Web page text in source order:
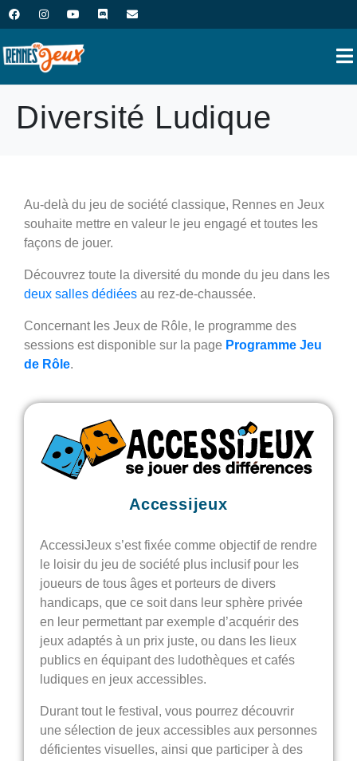
Diversité Ludique
Au-delà du jeu de société classique, Rennes en Jeux
souhaite mettre en valeur le jeu engagé et toutes les
façons de jouer.
Découvrez toute la diversité du monde du jeu dans les
deux salles dédiées au rez-de-chaussée.
Concernant les Jeux de Rôle, le programme des
sessions est disponible sur la page Programme Jeu
de Rôle.
Accessijeux
AccessiJeux s’est fixée comme objectif de rendre
le loisir du jeu de société plus inclusif pour les
joueurs de tous âges et porteurs de divers
handicaps, que ce soit dans leur sphère privée
en leur permettant par exemple d’acquérir des
jeux adaptés à un prix juste, ou dans les lieux
publics en équipant des ludothèques et cafés
ludiques en jeux accessibles.
Durant tout le festival, vous pourrez découvrir
une sélection de jeux accessibles aux personnes
déficientes visuelles, ainsi que participer à des